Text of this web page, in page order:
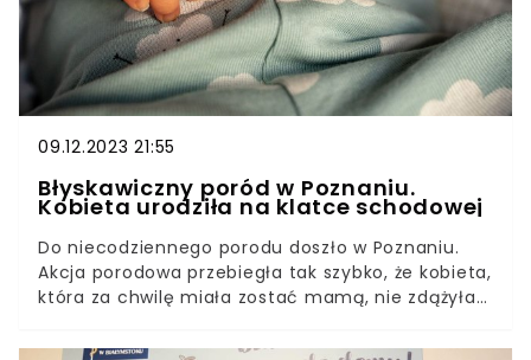
09.12.2023 21:55
Błyskawiczny poród w Poznaniu.
Kobieta urodziła na klatce schodowej
Do niecodziennego porodu doszło w Poznaniu.
Akcja porodowa przebiegła tak szybko, że kobieta,
która za chwilę miała zostać mamą, nie zdążyła
pobycie w szpitalu. Poród odebrał tata.